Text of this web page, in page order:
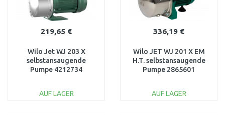
219,65 €
Wilo Jet WJ 203 X
selbstansaugende
Pumpe 4212734
AUF LAGER
336,19 €
Wilo JET WJ 201 X EM
H.T. selbstansaugende
Pumpe 2865601
AUF LAGER